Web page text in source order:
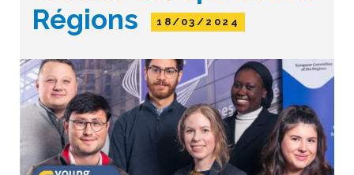
Régions
18/03/2024